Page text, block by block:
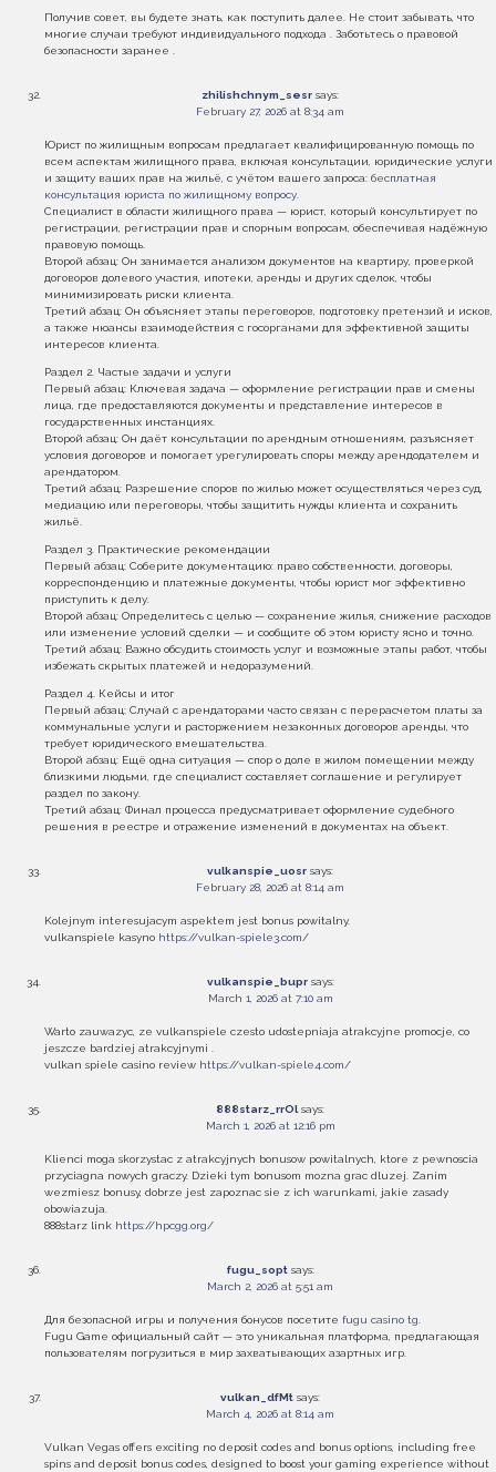
Получив совет, вы будете знать, как поступить далее. Не стоит забывать, что
многие случаи требуют индивидуального подхода . Заботьтесь о правовой
безопасности заранее .
zhilishchnym_sesr says:
February 27, 2026 at 8:34 am
Юрист по жилищным вопросам предлагает квалифицированную помощь по
всем аспектам жилищного права, включая консультации, юридические услуги
и защиту ваших прав на жильё, с учётом вашего запроса: бесплатная
консультация юриста по жилищному вопросу.
Специалист в области жилищного права — юрист, который консультирует по
регистрации, регистрации прав и спорным вопросам, обеспечивая надёжную
правовую помощь.
Второй абзац: Он занимается анализом документов на квартиру, проверкой
договоров долевого участия, ипотеки, аренды и других сделок, чтобы
минимизировать риски клиента.
Третий абзац: Он объясняет этапы переговоров, подготовку претензий и исков,
а также нюансы взаимодействия с госорганами для эффективной защиты
интересов клиента.
Раздел 2. Частые задачи и услуги
Первый абзац: Ключевая задача — оформление регистрации прав и смены
лица, где предоставляются документы и представление интересов в
государственных инстанциях.
Второй абзац: Он даёт консультации по арендным отношениям, разъясняет
условия договоров и помогает урегулировать споры между арендодателем и
арендатором.
Третий абзац: Разрешение споров по жилью может осуществляться через суд,
медиацию или переговоры, чтобы защитить нужды клиента и сохранить
жильё.
Раздел 3. Практические рекомендации
Первый абзац: Соберите документацию: право собственности, договоры,
корреспонденцию и платежные документы, чтобы юрист мог эффективно
приступить к делу.
Второй абзац: Определитесь с целью — сохранение жилья, снижение расходов
или изменение условий сделки — и сообщите об этом юристу ясно и точно.
Третий абзац: Важно обсудить стоимость услуг и возможные этапы работ, чтобы
избежать скрытых платежей и недоразумений.
Раздел 4. Кейсы и итог
Первый абзац: Случай с арендаторами часто связан с перерасчетом платы за
коммунальные услуги и расторжением незаконных договоров аренды, что
требует юридического вмешательства.
Второй абзац: Ещё одна ситуация — спор о доле в жилом помещении между
близкими людьми, где специалист составляет соглашение и регулирует
раздел по закону.
Третий абзац: Финал процесса предусматривает оформление судебного
решения в реестре и отражение изменений в документах на объект.
vulkanspie_uosr says:
February 28, 2026 at 8:14 am
Kolejnym interesujacym aspektem jest bonus powitalny.
vulkanspiele kasyno https://vulkan-spiele3.com/
vulkanspie_bupr says:
March 1, 2026 at 7:10 am
Warto zauwazyc, ze vulkanspiele czesto udostepniaja atrakcyjne promocje, co
jeszcze bardziej atrakcyjnymi .
vulkan spiele casino review https://vulkan-spiele4.com/
888starz_rrOl says:
March 1, 2026 at 12:16 pm
Klienci moga skorzystac z atrakcyjnych bonusow powitalnych, ktore z pewnoscia
przyciagna nowych graczy. Dzieki tym bonusom mozna grac dluzej. Zanim
wezmiesz bonusy, dobrze jest zapoznac sie z ich warunkami, jakie zasady
obowiazuja.
888starz link https://hpcgg.org/
fugu_sopt says:
March 2, 2026 at 5:51 am
Для безопасной игры и получения бонусов посетите fugu casino tg.
Fugu Game официальный сайт — это уникальная платформа, предлагающая
пользователям погрузиться в мир захватывающих азартных игр.
vulkan_dfMt says:
March 4, 2026 at 8:14 am
Vulkan Vegas offers exciting no deposit codes and bonus options, including free
spins and deposit bonus codes, designed to boost your gaming experience without